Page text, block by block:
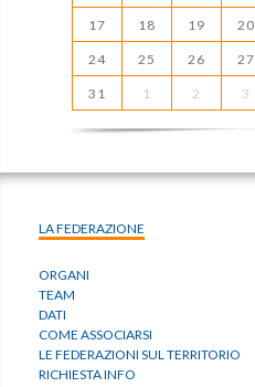
17 18 19 20
24 25 26 27
31 1 2 3
LA FEDERAZIONE
ORGANI
TEAM
DATI
COME ASSOCIARSI
LE FEDERAZIONI SUL TERRITORIO
RICHIESTA INFO